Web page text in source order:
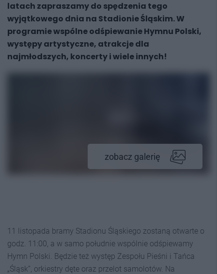
latach zapraszamy do spędzenia tego
wyjątkowego dnia na Stadionie Śląskim. W
programie wspólne odśpiewanie Hymnu Polski,
występy artystyczne, atrakcje dla
najmłodszych, koncerty i wiele innych!
zobacz galerię
11 listopada bramy Stadionu Śląskiego zostaną otwarte o
godz. 11:00, a w samo południe wspólnie odśpiewamy
Hymn Polski. Będzie też występ Zespołu Pieśni i Tańca
„Śląsk”, orkiestry dęte oraz przelot samolotów. Na